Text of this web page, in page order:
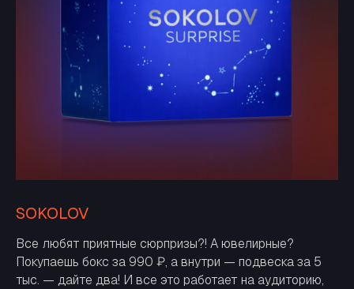
SOKOLOV
Все любят приятные сюрпризы?! А ювелирные?
Покупаешь бокс за 990 ₽, а внутри — подвеска за 5
тыс. — дайте два! И все это работает на аудиторию,